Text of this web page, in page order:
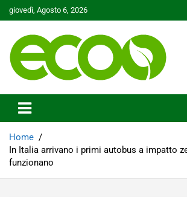
Skip
to
giovedì, Agosto 6, 2026
Ecoo.it
Home
In Italia arrivano i primi autobus a impatto
funzionano